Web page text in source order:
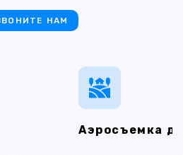
Аэросъемка
НАМ